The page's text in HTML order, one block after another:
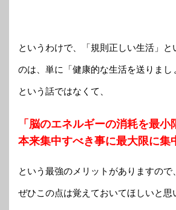
というわけで、「規則正しい生活」と
のは、単に「健康的な生活を送りまし
という話ではなくて、
「脳のエネルギーの消耗を最小
本来集中すべき事に最大限に集
という最強のメリットがありますので、
ぜひこの点は覚えておいてほしいと思